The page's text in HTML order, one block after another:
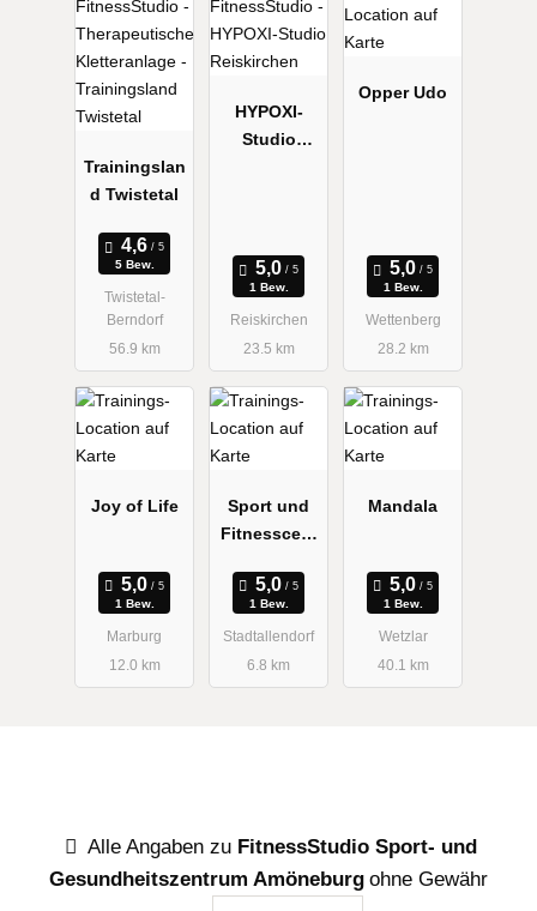
Trainingslan
d Twistetal
5 Bew.
Twistetal-
Berndorf
56.9 km
HYPOXI-
Studio
1 Bew.
Reiskirchen
23.5 km
Opper Udo
1 Bew.
Wettenberg
28.2 km
Joy of Life
1 Bew.
Marburg
12.0 km
Sport und
Fitnesscent
1 Bew.
Stadtallendorf
6.8 km
Mandala
1 Bew.
Wetzlar
40.1 km
Alle Angaben zu FitnessStudio Sport- und
Gesundheitszentrum Amöneburg ohne Gewähr